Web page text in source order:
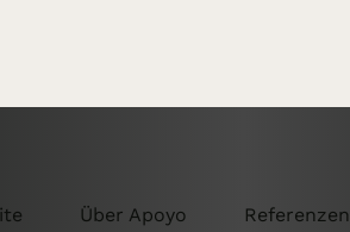
Über Apoyo Referenzen